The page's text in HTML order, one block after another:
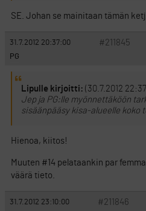
SE. Johan se mainitaan tämän
31.7.2012 20:37:00 #211845
PG
Lipulle kirjoitti: (30.7.2012
Jep ja PG:lle myönnettäköön
sisäänpääsy kisa-alueelle koko
Hienoa, kiitos!
Muuten #14 pelataankin par
väärä tieto.
31.7.2012 23:10:00 #211846